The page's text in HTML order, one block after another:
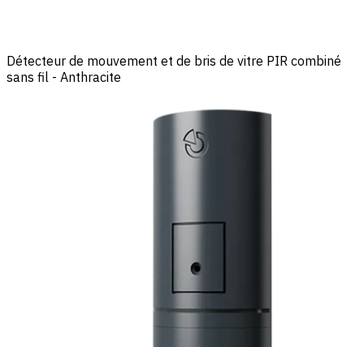
Détecteur de mouvement et de bris de vitre PIR combiné
sans fil - Anthracite